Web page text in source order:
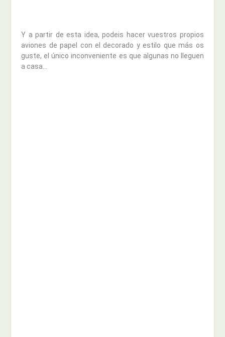
Y a partir de esta idea, podeis hacer vuestros propios
aviones de papel con el decorado y estilo que más os
guste, el único inconveniente es que algunas no lleguen
a casa…